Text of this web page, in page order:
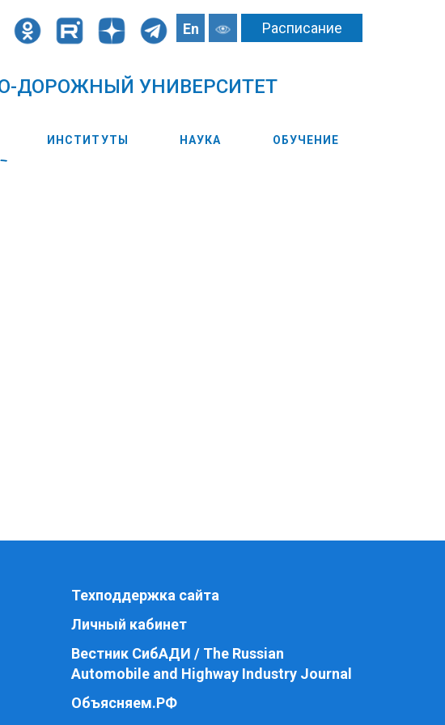
En Расписание
ДОРОЖНЫЙ УНИВЕРСИТЕТ
ИНСТИТУТЫ НАУКА ОБУЧЕНИЕ
Техподдержка сайта
Личный кабинет
Вестник СибАДИ / The Russian
Automobile and Highway Industry Journal
Объясняем.РФ